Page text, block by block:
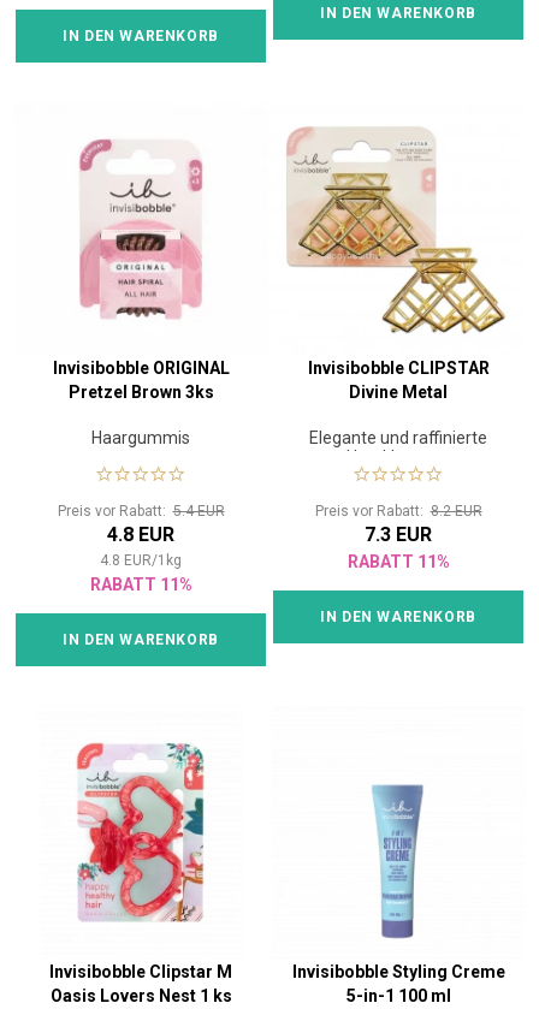
IN DEN WARENKORB
IN DEN WARENKORB
Invisibobble ORIGINAL
Pretzel Brown 3ks
Haargummis
Preis vor Rabatt:5.4 EUR
4.8 EUR
4.8 EUR/1 kg
RABATT 11%
IN DEN WARENKORB
Invisibobble CLIPSTAR
Divine Metal
Elegante und raffinierte
Haarklammer
Preis vor Rabatt:8.2 EUR
7.3 EUR
RABATT 11%
IN DEN WARENKORB
Invisibobble Clipstar M
Oasis Lovers Nest 1 ks
Invisibobble Styling Creme
5-in-1 100 ml